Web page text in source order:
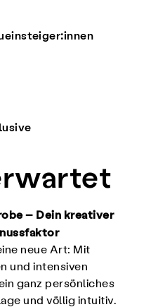
– Dein kreativer
neue Art: Mit
und intensiven
ganz persönliches
und völlig intuitiv.